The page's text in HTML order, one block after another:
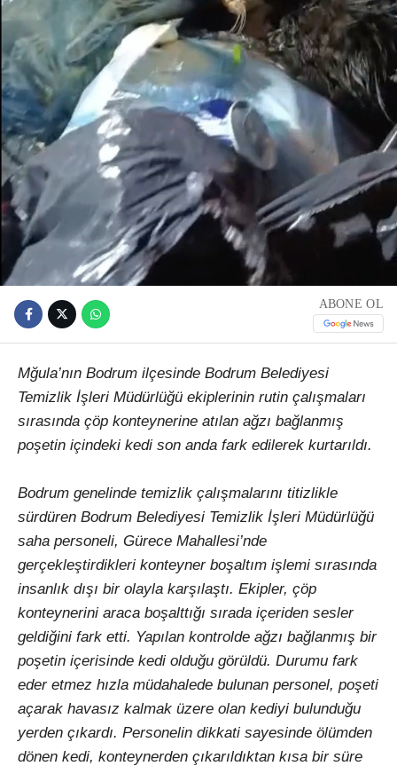
ABONE OL
Mğula’nın Bodrum ilçesinde Bodrum Belediyesi
Temizlik İşleri Müdürlüğü ekiplerinin rutin çalışmaları
sırasında çöp konteynerine atılan ağzı bağlanmış
poşetin içindeki kedi son anda fark edilerek kurtarıldı.
Bodrum genelinde temizlik çalışmalarını titizlikle
sürdüren Bodrum Belediyesi Temizlik İşleri Müdürlüğü
saha personeli, Gürece Mahallesi’nde
gerçekleştirdikleri konteyner boşaltım işlemi sırasında
insanlık dışı bir olayla karşılaştı. Ekipler, çöp
konteynerini araca boşalttığı sırada içeriden sesler
geldiğini fark etti. Yapılan kontrolde ağzı bağlanmış bir
poşetin içerisinde kedi olduğu görüldü. Durumu fark
eder etmez hızla müdahalede bulunan personel, poşeti
açarak havasız kalmak üzere olan kediyi bulunduğu
yerden çıkardı. Personelin dikkati sayesinde ölümden
dönen kedi, konteynerden çıkarıldıktan kısa bir süre